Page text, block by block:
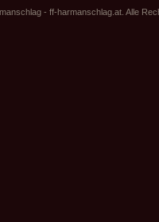
- ff-harmanschlag.at. Alle